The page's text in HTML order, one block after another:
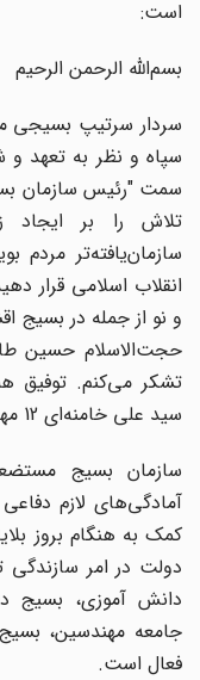
است:
بسم‌الله الرحمن الرحیم
سردار سرتیپ بسیجی
سپاه و نظر به تعهد و
سمت "رئیس سازمان
تلاش را بر ایجاد
سازمان‌یافته‌تر مردم
انقلاب اسلامی قرار
و نو از جمله در بسیج
حجت‌الاسلام حسین
تشکر می‌کنم. توفیق
سید علی خامنه‌ای 12 مهر 1388
سازمان بسیج
آمادگی‌های لازم دفاعی
کمک به هنگام بروز
دانش آموزی، بسیج
جامعه مهندسین، بسیج
فعال است.